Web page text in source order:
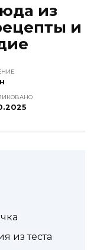
из
и
из теста